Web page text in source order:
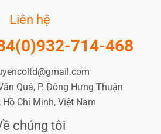
Liên hệ
714-468
Quá, P. Đông Hưng Thuận
Hồ Chí Minh, Việt Nam
chúng tôi